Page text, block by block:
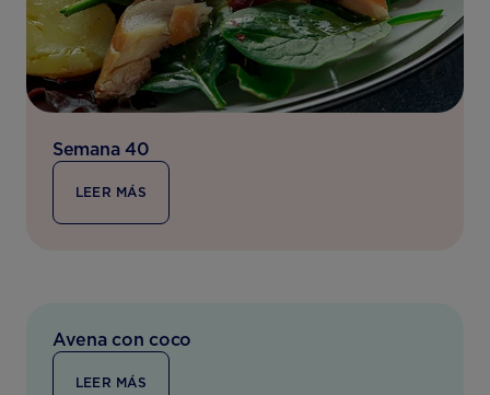
Semana 40
LEER MÁS
Avena con coco
LEER MÁS